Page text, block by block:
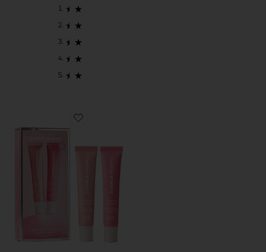
Favorite SWEET PINK 립 버터 밤 듀오